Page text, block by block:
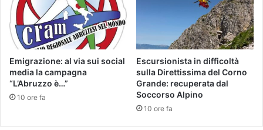
Emigrazione: al via sui social
media la campagna
“L’Abruzzo è…”
10 ore fa
Escursionista in difficoltà
sulla Direttissima del Corno
Grande: recuperata dal
Soccorso Alpino
10 ore fa